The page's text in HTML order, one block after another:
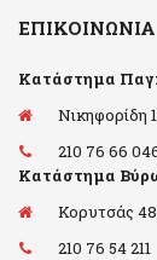
ΕΠΙΚΟΙΝΩΝΊΑ
Κατάστημα
Νικηφορίδη
210 76 66
Κατάστημα
Κορυτσάς
210 76 54 211